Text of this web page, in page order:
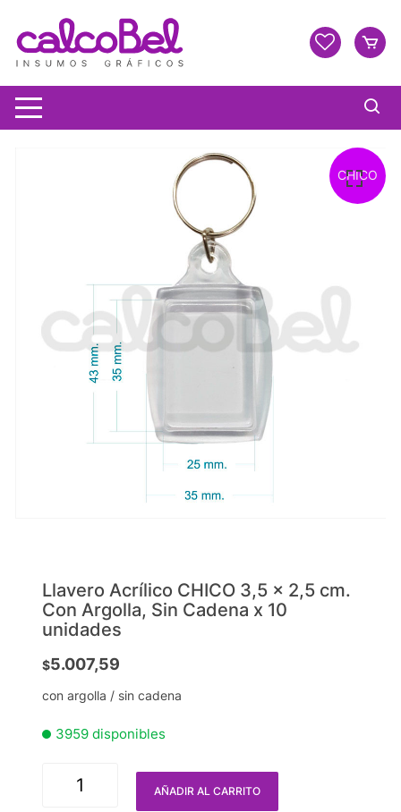
CHICO
Llavero Acrílico CHICO 3,5 x 2,5 cm.
Con Argolla, Sin Cadena x 10
unidades
$5.007,59
con argolla / sin cadena
3959 disponibles
AÑADIR AL CARRITO